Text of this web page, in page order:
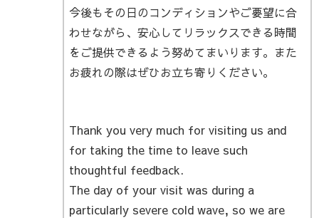
今後もその日のコンディションやご要望に合
わせながら、安心してリラックスできる時間
をご提供できるよう努めてまいります。また
お疲れの際はぜひお立ち寄りください。
Thank you very much for visiting us and
for taking the time to leave such
thoughtful feedback.
The day of your visit was during a
particularly severe cold wave, so we are